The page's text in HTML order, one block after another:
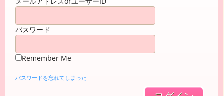
パスワード
Remember Me
パスワードを忘れてしまった